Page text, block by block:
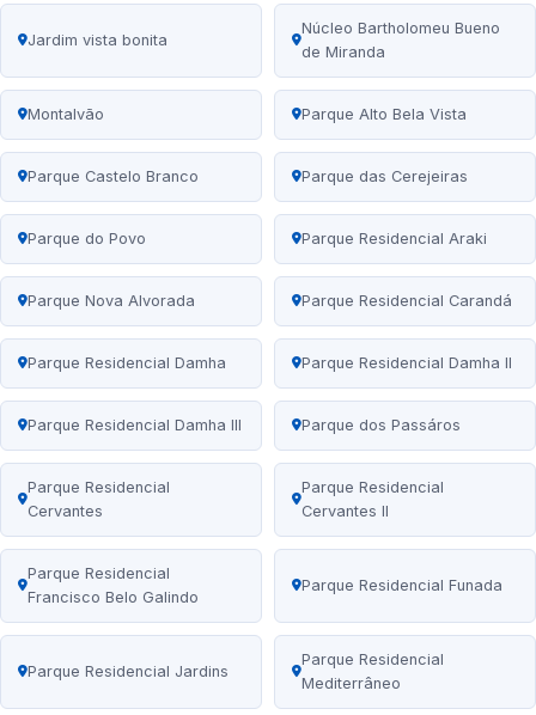
Jardim vista bonita
Núcleo Bartholomeu Bueno
de Miranda
Montalvão Parque Alto Bela Vista
Parque Castelo Branco Parque das Cerejeiras
Parque do Povo Parque Residencial Araki
Parque Nova Alvorada Parque Residencial Carandá
Parque Residencial Damha Parque Residencial Damha II
Parque Residencial Damha III Parque dos Passáros
Parque Residencial
Cervantes
Parque Residencial
Cervantes II
Parque Residencial
Francisco Belo Galindo
Parque Residencial Funada
Parque Residencial Jardins
Parque Residencial
Mediterrâneo